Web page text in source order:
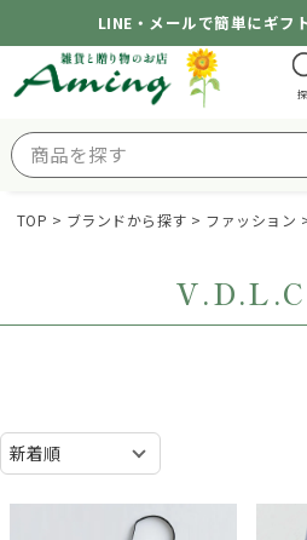
LINE・メールで簡単にギフ
TOP ブランドから探す ファッション